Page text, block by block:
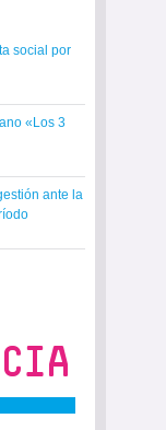
social por
«Los 3
ante la